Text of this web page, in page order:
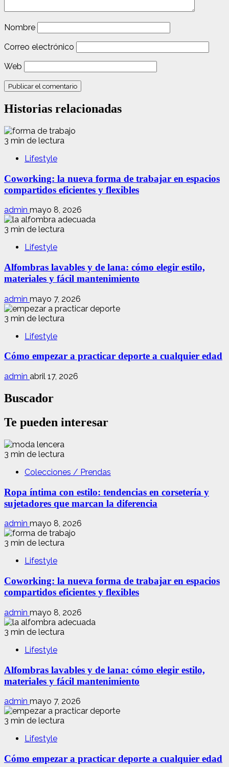
Nombre
Correo electrónico
Web
Historias relacionadas
3 min de lectura
Lifestyle
Coworking: la nueva forma de trabajar en espacios
compartidos eficientes y flexibles
admin mayo 8, 2026
3 min de lectura
Lifestyle
Alfombras lavables y de lana: cómo elegir estilo,
materiales y fácil mantenimiento
admin mayo 7, 2026
3 min de lectura
Lifestyle
Cómo empezar a practicar deporte a cualquier edad
admin abril 17, 2026
Buscador
Te pueden interesar
3 min de lectura
Colecciones / Prendas
Ropa íntima con estilo: tendencias en corsetería y
sujetadores que marcan la diferencia
admin mayo 8, 2026
3 min de lectura
Lifestyle
Coworking: la nueva forma de trabajar en espacios
compartidos eficientes y flexibles
admin mayo 8, 2026
3 min de lectura
Lifestyle
Alfombras lavables y de lana: cómo elegir estilo,
materiales y fácil mantenimiento
admin mayo 7, 2026
3 min de lectura
Lifestyle
Cómo empezar a practicar deporte a cualquier edad